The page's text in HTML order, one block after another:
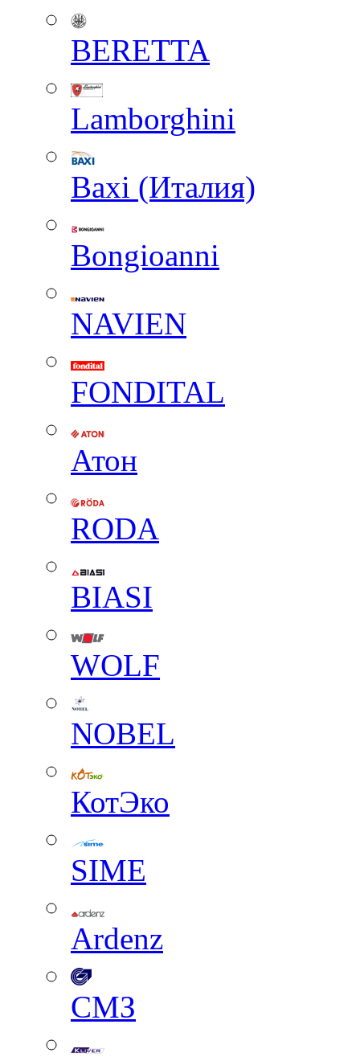
BERETTA
Lamborghini
Baxi (Италия)
Вongioanni
NAVIEN
FONDITAL
Атон
RODA
BIASI
WOLF
NOBEL
КотЭко
SIME
Ardenz
СМЗ